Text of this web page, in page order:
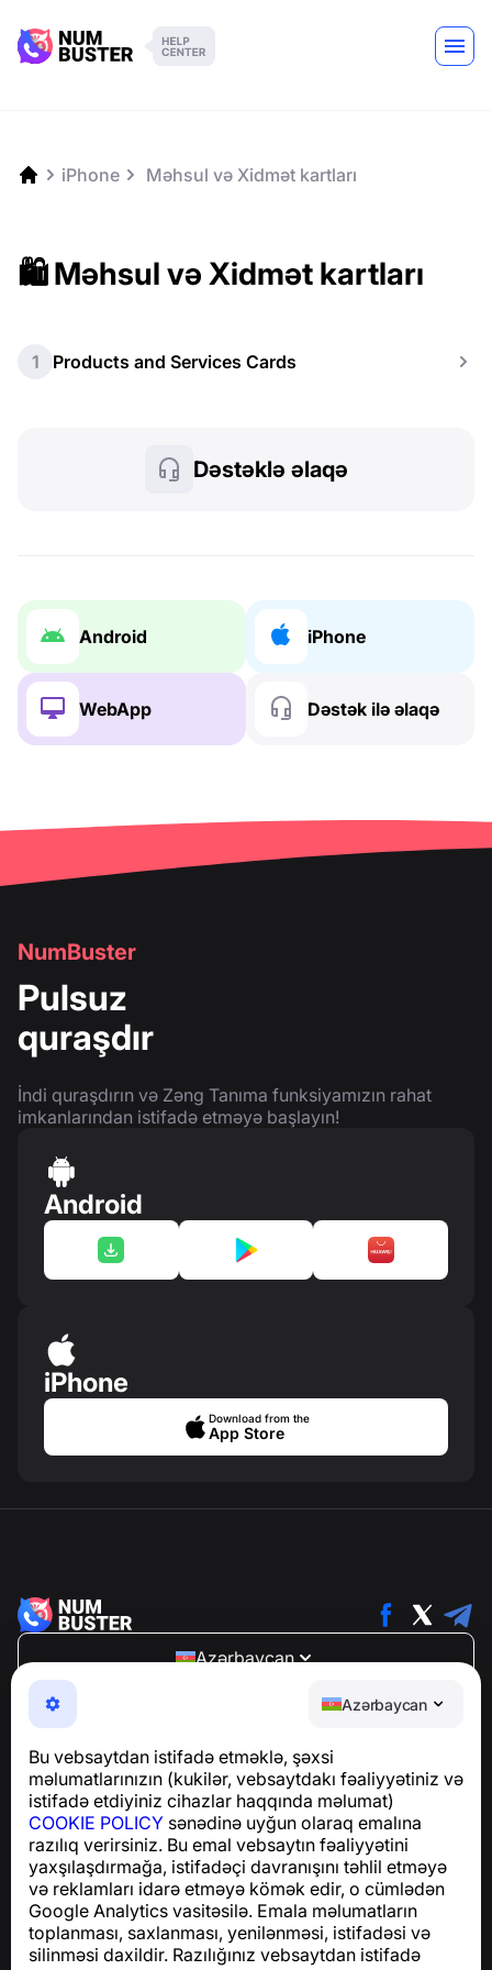
Azərbaycan
Bu vebsaytdan istifadə etməklə, şəxsi
məlumatlarınızın (kukilər, vebsaytdakı fəaliyyətiniz və
istifadə etdiyiniz cihazlar haqqında məlumat)
COOKIE POLICY sənədinə uyğun olaraq emalına
razılıq verirsiniz. Bu emal vebsaytın fəaliyyətini
yaxşılaşdırmağa, istifadəçi davranışını təhlil etməyə
və reklamları idarə etməyə kömək edir, o cümlədən
Google Analytics vasitəsilə. Emala məlumatların
toplanması, saxlanması, yenilənməsi, istifadəsi və
silinməsi daxildir. Razılığınız vebsaytdan istifadə
iPhone ️ Məhsul və Xidmət kartları
🛍️ Məhsul və Xidmət kartları
1 Products and Services Cards
Dəstəklə əlaqə
Android iPhone
WebApp Dəstək ilə əlaqə
NumBuster
Pulsuz
quraşdır
İndi quraşdırın və Zəng Tanıma funksiyamızın rahat
imkanlarından istifadə etməyə başlayın!
Android
iPhone
Download from the
App Store
Azərbaycan
NumBuster © 2013—2026 ·
support@numbuster.com
Telefon fırıldaqlarından, spam və arzuolunmaz
GDPR uyğunluğu ilə bağlı suallar üçün:
support@numbuster.com
Yardım Mərkəzi
Xəbərlər və Məqalələr
Layihə haqqında
Əlaqə